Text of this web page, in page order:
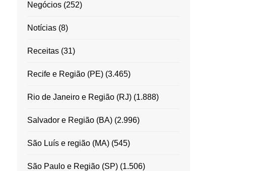
Negócios(252)
Notícias(8)
Receitas(31)
Recife e Região (PE)(3.465)
Rio de Janeiro e Região (RJ)(1.888)
Salvador e Região (BA)(2.996)
São Luís e região (MA)(545)
São Paulo e Região (SP)(1.506)